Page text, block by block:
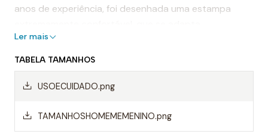
anos de experiência, foi desenhada uma estampa
perfeitamente ao corpo, proporcionando conforto e
sensação de leveza.
Dessa forma, os calções de polo aquático facilitam a
permitindo um movimento mais rápido ao nadar.
Ler mais
TABELA TAMANHOS
USOECUIDADO.png
TAMANHOSHOMEMEMENINO.png